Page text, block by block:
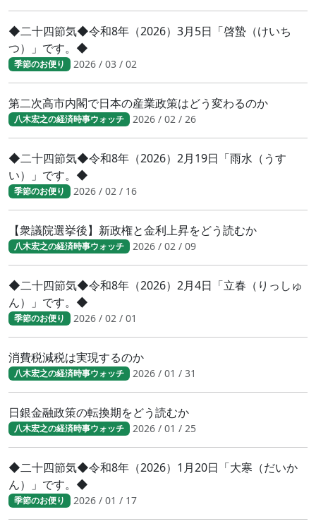
◆二十四節気◆令和8年（2026）3月5日「啓蟄（けいち
つ）」です。◆
季節のお便り 2026 / 03 / 02
第二次高市内閣で日本の産業政策はどう変わるのか
八木宏之の経済時事ウォッチ 2026 / 02 / 26
◆二十四節気◆令和8年（2026）2月19日「雨水（うす
い）」です。◆
季節のお便り 2026 / 02 / 16
【衆議院選挙後】新政権と金利上昇をどう読むか
八木宏之の経済時事ウォッチ 2026 / 02 / 09
◆二十四節気◆令和8年（2026）2月4日「立春（りっしゅ
ん）」です。◆
季節のお便り 2026 / 02 / 01
消費税減税は実現するのか
八木宏之の経済時事ウォッチ 2026 / 01 / 31
日銀金融政策の転換期をどう読むか
八木宏之の経済時事ウォッチ 2026 / 01 / 25
◆二十四節気◆令和8年（2026）1月20日「大寒（だいか
ん）」です。◆
季節のお便り 2026 / 01 / 17